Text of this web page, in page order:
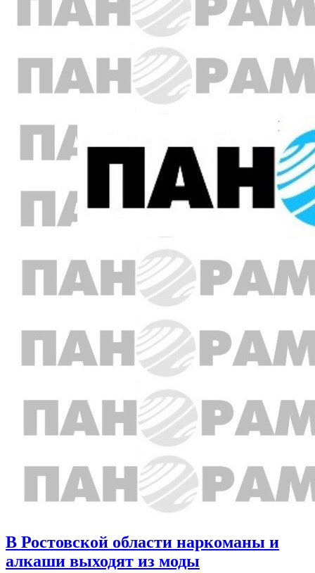
В Ростовской области наркоманы и
алкаши выходят из моды